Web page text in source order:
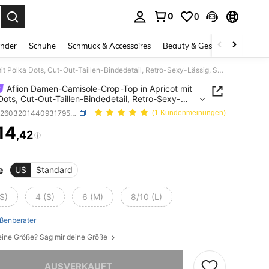
0 0
Schuhe Schmuck & Accessoires Beauty & Gesundheit
Aflion Damen-Camisole-Crop-Top in Apricot mit Polka Dots, Cut-Out-Taillen-Bindedetail, Retro-Sexy-Lässig, Sommer-Oberbekleidung
Aflion Damen-Camisole-Crop-Top in Apricot mit
Cut-Out-Taillen-Bindedetail, Retro-Sexy-
Sommer-Oberbekleidung
SKU: sz260320144093179543693 (1 Kundenmeinungen)
AND AVAILABILITY
,42
US Standard
4 (S) 6 (M) 8/10 (L)
Größe? Sag mir deine Größe
AUSVERKAUFT
Produkt ist ausverkauft.